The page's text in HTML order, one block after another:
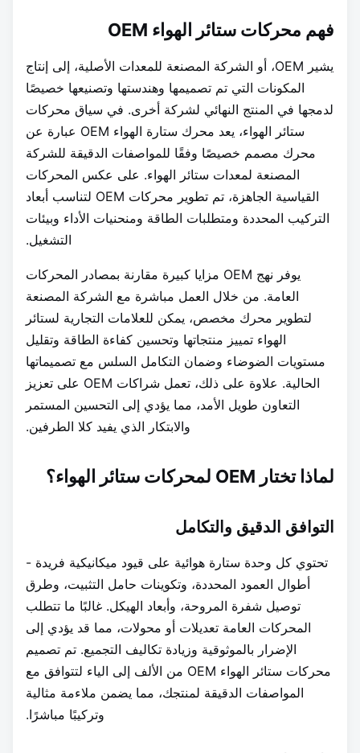
فهم محركات ستائر الهواء OEM
يشير OEM، أو الشركة المصنعة للمعدات الأصلية، إلى إنتاج
المكونات التي تم تصميمها وهندستها وتصنيعها خصيصًا
لدمجها في المنتج النهائي لشركة أخرى. في سياق محركات
ستائر الهواء، يعد محرك ستارة الهواء OEM عبارة عن
محرك مصمم خصيصًا وفقًا للمواصفات الدقيقة للشركة
المصنعة لمعدات ستائر الهواء. على عكس المحركات
القياسية الجاهزة، تم تطوير محركات OEM لتناسب أبعاد
التركيب المحددة ومتطلبات الطاقة ومنحنيات الأداء وبيئات
التشغيل.
يوفر نهج OEM مزايا كبيرة مقارنة بمصادر المحركات
العامة. من خلال العمل مباشرة مع الشركة المصنعة
لتطوير محرك مخصص، يمكن للعلامات التجارية لستائر
الهواء تمييز منتجاتها وتحسين كفاءة الطاقة وتقليل
مستويات الضوضاء وضمان التكامل السلس مع تصميماتها
الحالية. علاوة على ذلك، تعمل شراكات OEM على تعزيز
التعاون طويل الأمد، مما يؤدي إلى التحسين المستمر
والابتكار الذي يفيد كلا الطرفين.
لماذا تختار OEM لمحركات ستائر الهواء؟
التوافق الدقيق والتكامل
تحتوي كل وحدة ستارة هوائية على قيود ميكانيكية فريدة -
أطوال العمود المحددة، وتكوينات حامل التثبيت، وطرق
توصيل شفرة المروحة، وأبعاد الهيكل. غالبًا ما تتطلب
المحركات العامة تعديلات أو محولات، مما قد يؤدي إلى
الإضرار بالموثوقية وزيادة تكاليف التجميع. تم تصميم
محركات ستائر الهواء OEM من الألف إلى الياء لتتوافق مع
المواصفات الدقيقة لمنتجك، مما يضمن ملاءمة مثالية
وتركيبًا مباشرًا.